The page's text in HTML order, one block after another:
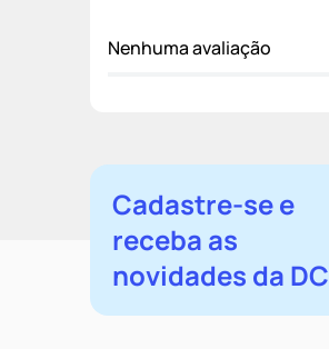
Nenhuma avaliação
Cadastre-se e
receba as
novidades da DC